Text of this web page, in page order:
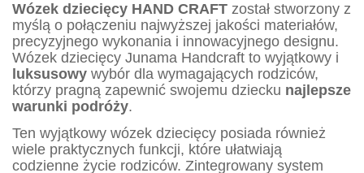
Wózek dziecięcy HAND CRAFT został stworzony z
myślą o połączeniu najwyższej jakości materiałów,
precyzyjnego wykonania i innowacyjnego designu.
Wózek dziecięcy Junama Handcraft to wyjątkowy i
luksusowy wybór dla wymagających rodziców,
którzy pragną zapewnić swojemu dziecku najlepsze
warunki podróży.
Ten wyjątkowy wózek dziecięcy posiada również
wiele praktycznych funkcji, które ułatwiają
codzienne życie rodziców. Zintegrowany system